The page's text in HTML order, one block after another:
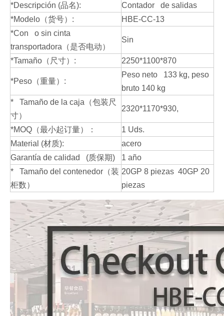
*Descripción (品名):
Contador de salidas
*Modelo（货号）:
HBE-CC-13
*Con o sin cinta
transportadora（是否电动）
Sin
*Tamaño（尺寸）: 2250*1100*870
*Peso（重量）:
Peso neto 133 kg, peso
bruto 140 kg
* Tamaño de la caja（包装尺
寸）
2320*1170*930,
*MOQ（最小起订量）：
1 Uds.
Material (材质):
acero
Garantía de calidad (质保期)
1 año
* Tamaño del contenedor（装
柜数）
20GP 8 piezas 40GP 20
piezas